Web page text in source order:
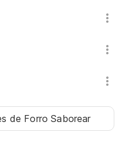
de Forro Saborear